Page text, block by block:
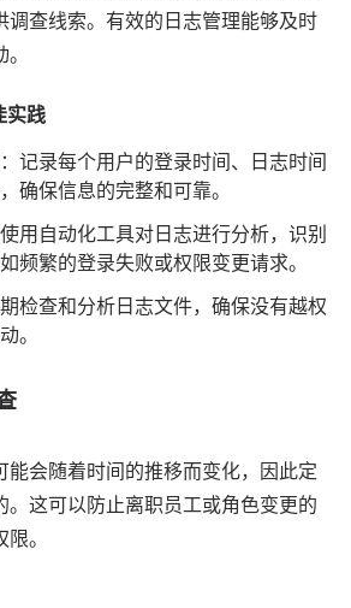
调查线索。有效的日志管理能够及时
实践
：记录每个用户的登录时间、日志时间
确保信息的完整和可靠。
用自动化工具对日志进行分析，识别
频繁的登录失败或权限变更请求。
检查和分析日志文件，确保没有越权
。
能会随着时间的推移而变化，因此定
。这可以防止离职员工或角色变更的
。